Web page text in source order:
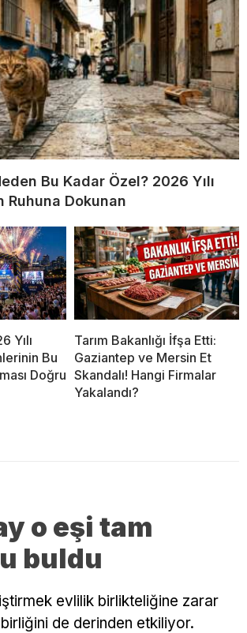
Bu Kadar Özel? 2026 Yılı
Ruhuna Dokunan
Yılı
Bu
Doğru
Tarım Bakanlığı İfşa Etti:
Gaziantep ve Mersin Et
Skandalı! Hangi Firmalar
Yakalandı?
o eşi tam
buldu
evlilik birlikteliğine zarar
de derinden etkiliyor.